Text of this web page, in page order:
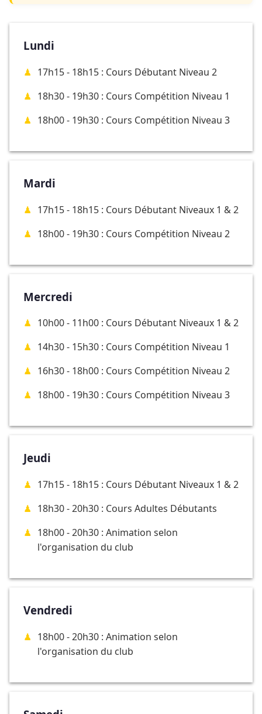
Lundi
17h15 - 18h15 : Cours Débutant Niveau 2
18h30 - 19h30 : Cours Compétition Niveau 1
18h00 - 19h30 : Cours Compétition Niveau 3
Mardi
17h15 - 18h15 : Cours Débutant Niveaux 1 & 2
18h00 - 19h30 : Cours Compétition Niveau 2
Mercredi
10h00 - 11h00 : Cours Débutant Niveaux 1 & 2
14h30 - 15h30 : Cours Compétition Niveau 1
16h30 - 18h00 : Cours Compétition Niveau 2
18h00 - 19h30 : Cours Compétition Niveau 3
Jeudi
17h15 - 18h15 : Cours Débutant Niveaux 1 & 2
18h30 - 20h30 : Cours Adultes Débutants
18h00 - 20h30 : Animation selon
l'organisation du club
Vendredi
18h00 - 20h30 : Animation selon
l'organisation du club